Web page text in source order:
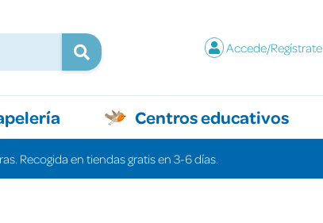
Accede/Regístrate
Centros educativos
Recogida en tiendas gratis en 3-6 días.